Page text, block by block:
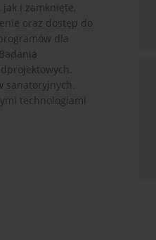
i zamknięte,
oraz dostęp do
dla
sanatoryjnych.
technologiami